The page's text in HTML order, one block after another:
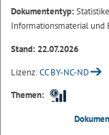
Dokumententyp:
Informationsmaterial und
Stand: 22.07.2026
Lizenz:CC BY-NC-ND
Themen: